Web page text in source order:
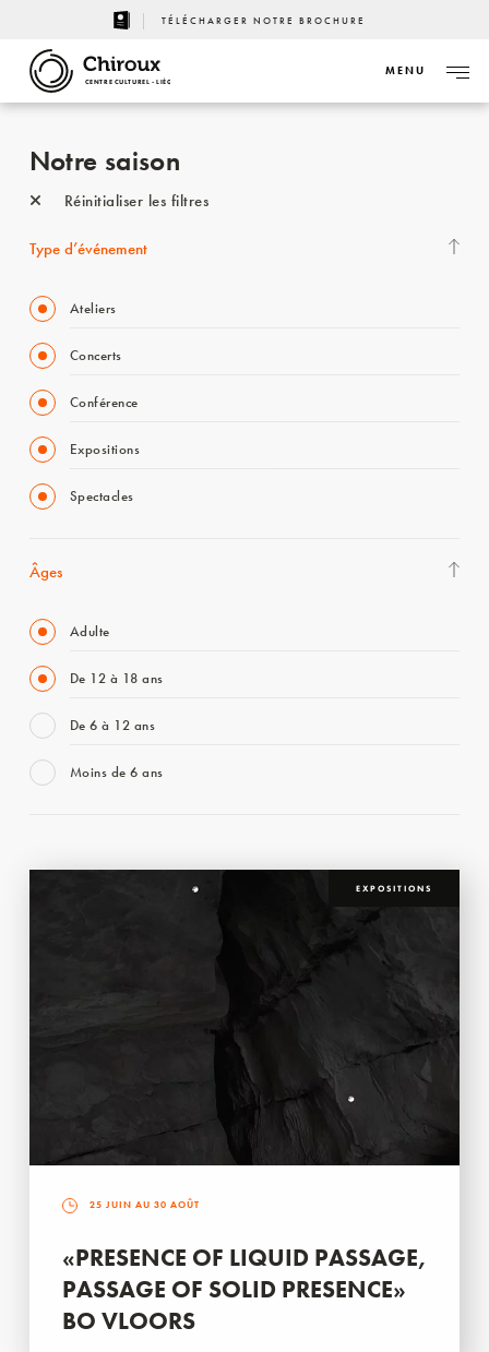
TÉLÉCHARGER NOTRE BROCHURE
CENTRE CULTUREL - LIÈGE
MENU
Notre saison
Réinitialiser les filtres
Type d’événement
Ateliers
Concerts
Conférence
Expositions
Spectacles
Âges
Adulte
De 12 à 18 ans
De 6 à 12 ans
Moins de 6 ans
EXPOSITIONS
25 JUIN AU 30 AOÛT
«PRESENCE OF LIQUID PASSAGE,
PASSAGE OF SOLID PRESENCE»
BO VLOORS